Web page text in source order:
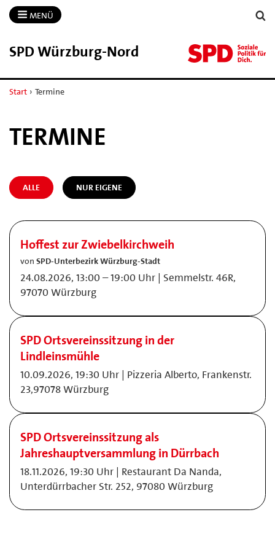
MENÜ
SPD Würzburg-​Nord
Start › Termine
TERMINE
ALLE NUR EIGENE
Hoffest zur Zwiebelkirchweih
von SPD-Unterbezirk Würzburg-Stadt
24.08.2026, 13:00 – 19:00 Uhr | Semmelstr. 46R,
97070 Würzburg
SPD Ortsvereinssitzung in der
Lindleinsmühle
10.09.2026, 19:30 Uhr | Pizzeria Alberto, Frankenstr.
23,97078 Würzburg
SPD Ortsvereinssitzung als
Jahreshauptversammlung in Dürrbach
18.11.2026, 19:30 Uhr | Restaurant Da Nanda,
Unterdürrbacher Str. 252, 97080 Würzburg